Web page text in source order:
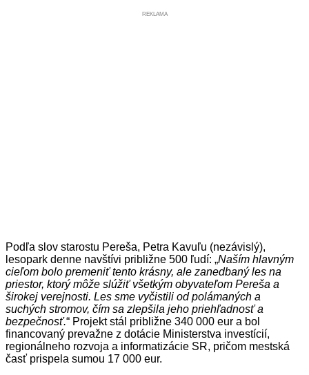
REKLAMA
Podľa slov starostu Pereša, Petra Kavuľu (nezávislý),
lesopark denne navštívi približne 500 ľudí: „Naším hlavným
cieľom bolo premeniť tento krásny, ale zanedbaný les na
priestor, ktorý môže slúžiť všetkým obyvateľom Pereša a
širokej verejnosti. Les sme vyčistili od polámaných a
suchých stromov, čím sa zlepšila jeho priehľadnosť a
bezpečnosť.“ Projekt stál približne 340 000 eur a bol
financovaný prevažne z dotácie Ministerstva investícií,
regionálneho rozvoja a informatizácie SR, pričom mestská
časť prispela sumou 17 000 eur.